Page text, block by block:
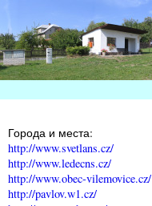
Города и места:
http://www.svetlans.cz/
http://www.ledecns.cz/
http://www.obec-vilemovice.cz/
http://pavlov.w1.cz/